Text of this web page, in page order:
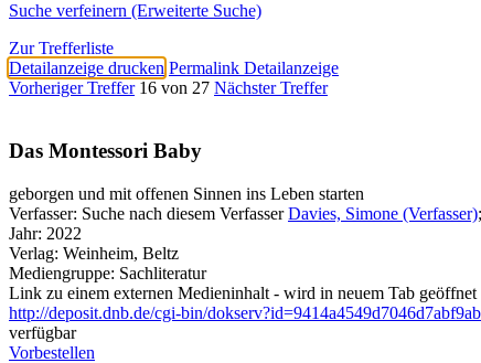
Suche verfeinern (Erweiterte Suche)
Zur Trefferliste
Detailanzeige drucken Permalink Detailanzeige
Vorheriger Treffer 16 von 27 Nächster Treffer
Das Montessori Baby
geborgen und mit offenen Sinnen ins Leben starten
Verfasser: Suche nach diesem Verfasser Davies, Simone (Verfasser);
Jahr: 2022
Verlag: Weinheim, Beltz
Mediengruppe: Sachliteratur
Link zu einem externen Medieninhalt - wird in neuem Tab geöffnet
http://deposit.dnb.de/cgi-bin/
verfügbar
Vorbestellen